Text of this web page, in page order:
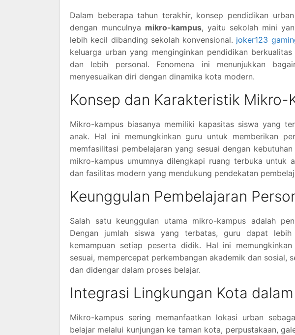
Dalam beberapa tahun terakhir, konsep pendidikan
dengan munculnya mikro-kampus, yaitu sekolah mini
lebih kecil dibanding sekolah konvensional. joker123
keluarga urban yang menginginkan pendidikan
dan lebih personal. Fenomena ini menunjukkan
menyesuaikan diri dengan dinamika kota modern.
Konsep dan Karakteristik Mikro-
Mikro-kampus biasanya memiliki kapasitas siswa yang
anak. Hal ini memungkinkan guru untuk memberikan
memfasilitasi pembelajaran yang sesuai dengan
mikro-kampus umumnya dilengkapi ruang terbuka untuk
dan fasilitas modern yang mendukung pendekatan
Keunggulan Pembelajaran
Salah satu keunggulan utama mikro-kampus adalah
Dengan jumlah siswa yang terbatas, guru dapat
kemampuan setiap peserta didik. Hal ini
sesuai, mempercepat perkembangan akademik dan sosial,
dan didengar dalam proses belajar.
Integrasi Lingkungan Kota
Mikro-kampus sering memanfaatkan lokasi urban
belajar melalui kunjungan ke taman kota, perpustakaan,